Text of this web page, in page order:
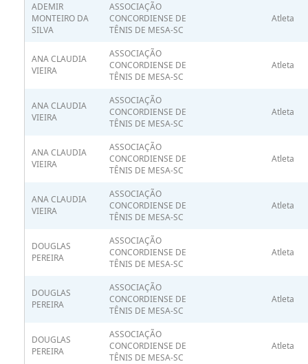
ADEMIR
MONTEIRO DA
SILVA
ASSOCIAÇÃO
CONCORDIENSE DE
TÊNIS DE MESA-SC
Atleta
ANA CLAUDIA
VIEIRA
ASSOCIAÇÃO
CONCORDIENSE DE
TÊNIS DE MESA-SC
Atleta
ANA CLAUDIA
VIEIRA
ASSOCIAÇÃO
CONCORDIENSE DE
TÊNIS DE MESA-SC
Atleta
ANA CLAUDIA
VIEIRA
ASSOCIAÇÃO
CONCORDIENSE DE
TÊNIS DE MESA-SC
Atleta
ANA CLAUDIA
VIEIRA
ASSOCIAÇÃO
CONCORDIENSE DE
TÊNIS DE MESA-SC
Atleta
DOUGLAS
PEREIRA
ASSOCIAÇÃO
CONCORDIENSE DE
TÊNIS DE MESA-SC
Atleta
DOUGLAS
PEREIRA
ASSOCIAÇÃO
CONCORDIENSE DE
TÊNIS DE MESA-SC
Atleta
DOUGLAS
PEREIRA
ASSOCIAÇÃO
CONCORDIENSE DE
TÊNIS DE MESA-SC
Atleta